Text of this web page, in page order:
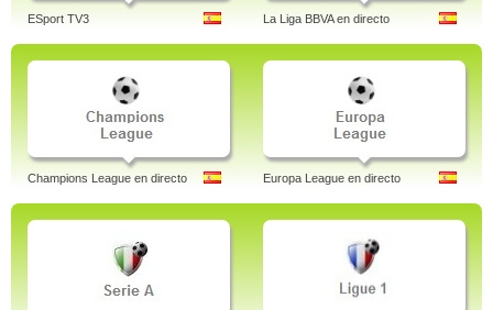
ESport TV3 La Liga BBVA en directo
Champions League en directo Europa League en directo